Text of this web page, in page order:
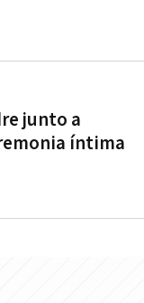
junto a
íntima